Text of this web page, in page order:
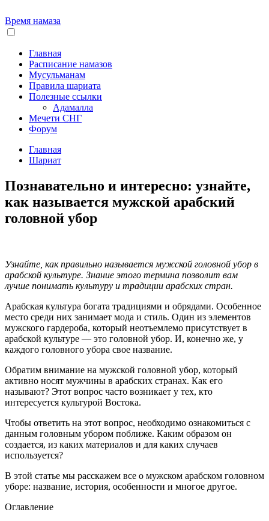
Время намаза
Главная
Расписание намазов
Мусульманам
Правила шариата
Полезные ссылки
Адамалла
Мечети СНГ
Форум
Главная
Шариат
Познавательно и интересно: узнайте,
как называется мужской арабский
головной убор
Узнайте, как правильно называется мужской головной убор в
арабской культуре. Знание этого термина позволит вам
лучше понимать культуру и традиции арабских стран.
Арабская культура богата традициями и обрядами. Особенное
место среди них занимает мода и стиль. Один из элементов
мужского гардероба, который неотъемлемо присутствует в
арабской культуре — это головной убор. И, конечно же, у
каждого головного убора свое название.
Обратим внимание на мужской головной убор, который
активно носят мужчины в арабских странах. Как его
называют? Этот вопрос часто возникает у тех, кто
интересуется культурой Востока.
Чтобы ответить на этот вопрос, необходимо ознакомиться с
данным головным убором поближе. Каким образом он
создается, из каких материалов и для каких случаев
используется?
В этой статье мы расскажем все о мужском арабском головном
уборе: название, история, особенности и многое другое.
Оглавление